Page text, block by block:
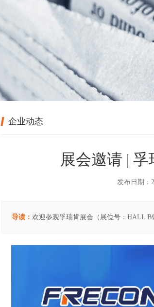
企业动态
展会邀请 |
发布日期：
导读： 欢迎参观孚瑞肯展会（展位号：HALL B